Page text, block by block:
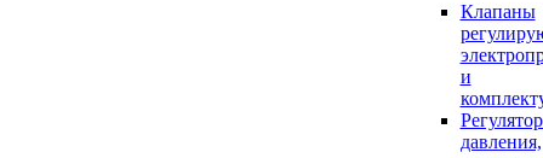
Клапаны
и
давления,